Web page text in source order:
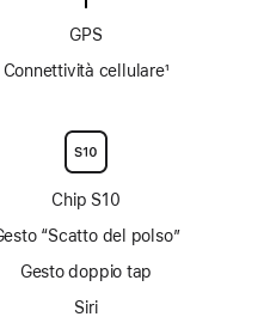
GPS
Connettività cellulare1
Chip S10
“Scatto del polso”
Gesto doppio tap
Siri